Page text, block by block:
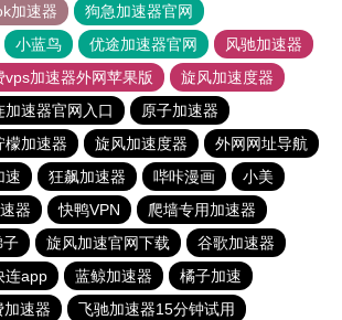
加速器
狗急加速器官网
小蓝鸟 优途加速器官网
风驰加速器
vps加速器外网苹果版
旋风加速度器
加速器官网入口
原子加速器
檬加速器 旋风加速度器
外网网址导航
速 狂飙加速器 哔咔漫画
小美
器 快鸭VPN
爬墙专用加速器
子
旋风加速官网下载
谷歌加速器
连app 蓝鲸加速器
橘子加速
速器
飞驰加速器15分钟试用